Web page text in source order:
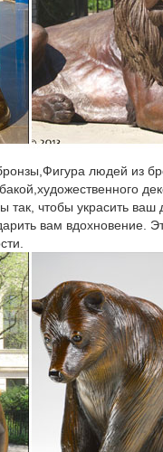
фигурки таких
или элементом
собак из
собаки де20шево 18
камне.Художественное
по цене: по
"Привет из
материалов.
людей из
так, чтобы украсить
вам вдохновение.